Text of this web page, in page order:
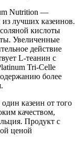
Nutrition —
лучших казеинов.
кислоты
Увеличенные
действие
L-теанин с
Tri-Celle
более
казеин от того
качеством,
Продукт с
ценой